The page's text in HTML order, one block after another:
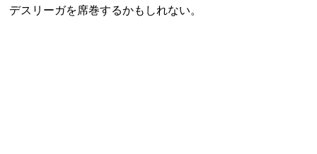
デスリーガを席巻するかもしれない。